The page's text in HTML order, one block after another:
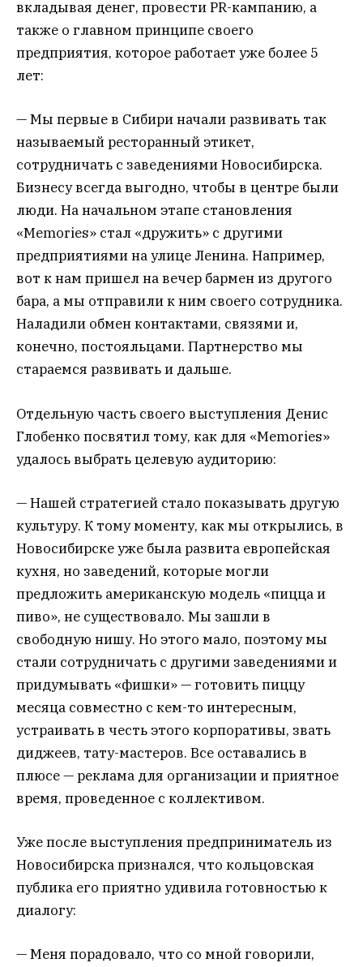
вкладывая денег, провести PR-кампанию, а
также о главном принципе своего
предприятия, которое работает уже более 5
лет:
— Мы первые в Сибири начали развивать так
называемый ресторанный этикет,
сотрудничать с заведениями Новосибирска.
Бизнесу всегда выгодно, чтобы в центре были
люди. На начальном этапе становления
«Memories» стал «дружить» с другими
предприятиями на улице Ленина. Например,
вот к нам пришел на вечер бармен из другого
бара, а мы отправили к ним своего сотрудника.
Наладили обмен контактами, связями и,
конечно, постояльцами. Партнерство мы
стараемся развивать и дальше.
Отдельную часть своего выступления Денис
Глобенко посвятил тому, как для «Memories»
удалось выбрать целевую аудиторию:
— Нашей стратегией стало показывать другую
культуру. К тому моменту, как мы открылись, в
Новосибирске уже была развита европейская
кухня, но заведений, которые могли
предложить американскую модель «пицца и
пиво», не существовало. Мы зашли в
свободную нишу. Но этого мало, поэтому мы
стали сотрудничать с другими заведениями и
придумывать «фишки» — готовить пиццу
месяца совместно с кем-то интересным,
устраивать в честь этого корпоративы, звать
диджеев, тату-мастеров. Все оставались в
плюсе — реклама для организации и приятное
время, проведенное с коллективом.
Уже после выступления предприниматель из
Новосибирска признался, что кольцовская
публика его приятно удивила готовностью к
диалогу:
— Меня порадовало, что со мной говорили,